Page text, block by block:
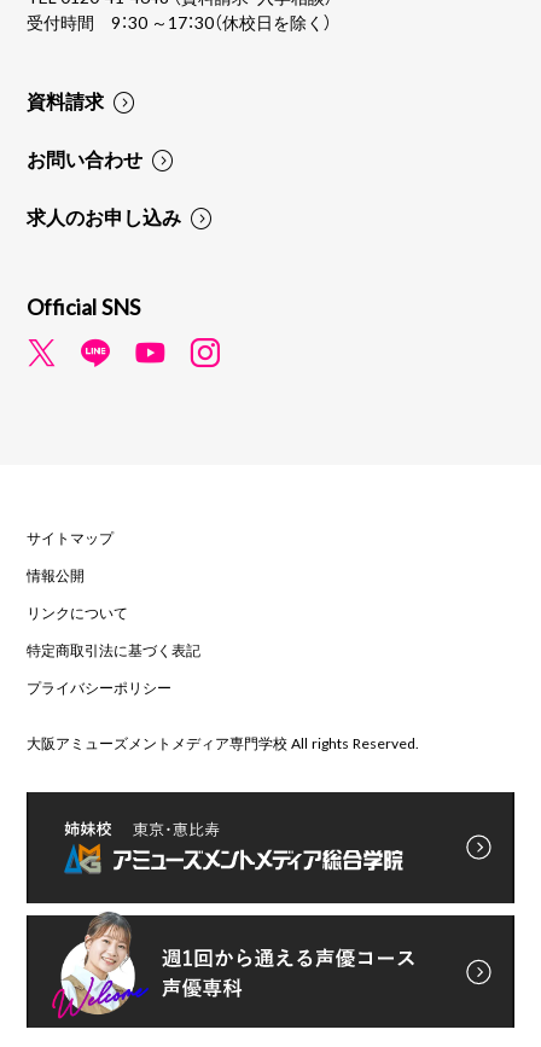
受付時間 9：30 ～17：30（休校日を除く）
資料請求
お問い合わせ
求人のお申し込み
Official SNS
サイトマップ
情報公開
リンクについて
特定商取引法に基づく表記
プライバシーポリシー
大阪アミューズメントメディア専門学校 All rights Reserved.